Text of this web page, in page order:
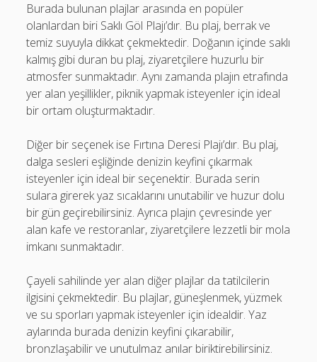
Burada bulunan plajlar arasında en popüler
olanlardan biri Saklı Göl Plajı’dır. Bu plaj, berrak ve
temiz suyuyla dikkat çekmektedir. Doğanın içinde saklı
kalmış gibi duran bu plaj, ziyaretçilere huzurlu bir
atmosfer sunmaktadır. Aynı zamanda plajın etrafında
yer alan yeşillikler, piknik yapmak isteyenler için ideal
bir ortam oluşturmaktadır.
Diğer bir seçenek ise Fırtına Deresi Plajı’dır. Bu plaj,
dalga sesleri eşliğinde denizin keyfini çıkarmak
isteyenler için ideal bir seçenektir. Burada serin
sulara girerek yaz sıcaklarını unutabilir ve huzur dolu
bir gün geçirebilirsiniz. Ayrıca plajın çevresinde yer
alan kafe ve restoranlar, ziyaretçilere lezzetli bir mola
imkanı sunmaktadır.
Çayeli sahilinde yer alan diğer plajlar da tatilcilerin
ilgisini çekmektedir. Bu plajlar, güneşlenmek, yüzmek
ve su sporları yapmak isteyenler için idealdir. Yaz
aylarında burada denizin keyfini çıkarabilir,
bronzlaşabilir ve unutulmaz anılar biriktirebilirsiniz.